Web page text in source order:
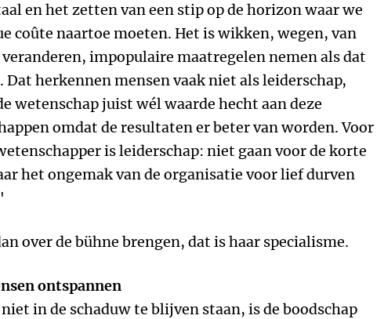
en het zetten van een stip op de horizon waar we
coûte naartoe moeten. Het is wikken, wegen, van
impopulaire maatregelen nemen als dat
Dat herkennen mensen vaak niet als leiderschap,
wetenschap juist wél waarde hecht aan deze
omdat de resultaten er beter van worden. Voor
is leiderschap: niet gaan voor de korte
het ongemak van de organisatie voor lief durven
over de bühne brengen, dat is haar specialisme.
ontspannen
in de schaduw te blijven staan, is de boodschap